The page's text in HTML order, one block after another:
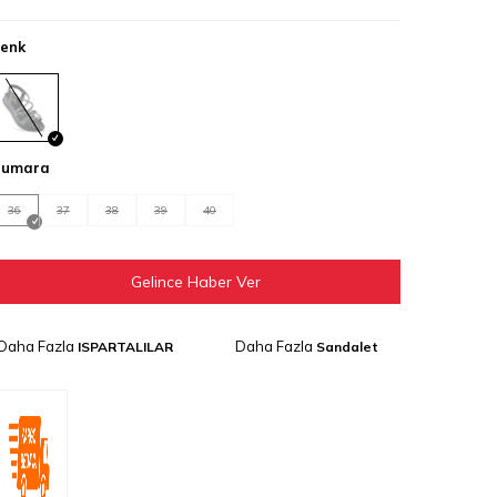
36 37 38 39 40
Gelince Haber Ver
Fazla ISPARTALILAR Daha Fazla Sandalet